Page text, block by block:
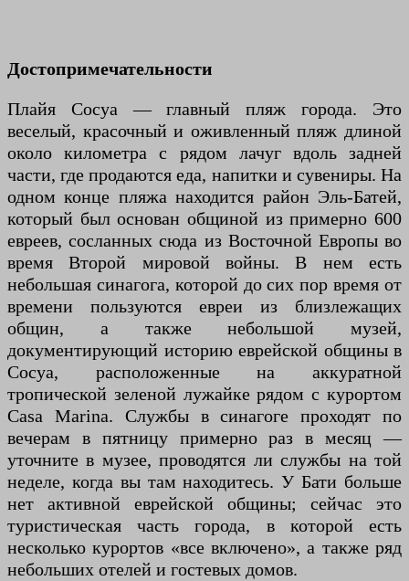
Достопримечательности
Плайя Сосуа — главный пляж города. Это
веселый, красочный и оживленный пляж длиной
около километра с рядом лачуг вдоль задней
части, где продаются еда, напитки и сувениры. На
одном конце пляжа находится район Эль-Батей,
который был основан общиной из примерно 600
евреев, сосланных сюда из Восточной Европы во
время Второй мировой войны. В нем есть
небольшая синагога, которой до сих пор время от
времени пользуются евреи из близлежащих
общин, а также небольшой музей,
документирующий историю еврейской общины в
Сосуа, расположенные на аккуратной
тропической зеленой лужайке рядом с курортом
Casa Marina. Службы в синагоге проходят по
вечерам в пятницу примерно раз в месяц —
уточните в музее, проводятся ли службы на той
неделе, когда вы там находитесь. У Бати больше
нет активной еврейской общины; сейчас это
туристическая часть города, в которой есть
несколько курортов «все включено», а также ряд
небольших отелей и гостевых домов.